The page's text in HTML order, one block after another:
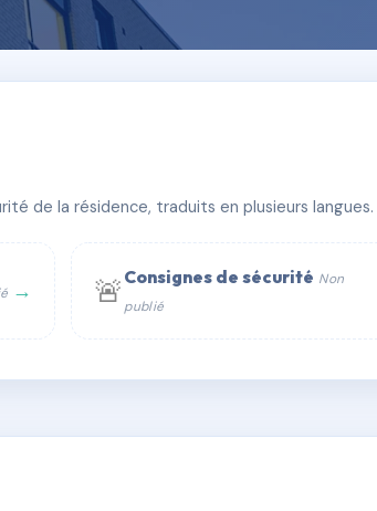
de la résidence, traduits en plusieurs langues.
→ 🚨 Consignes de sécurité Non
publié